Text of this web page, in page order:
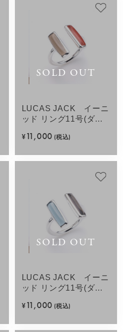
SOLD OUT
LUCAS JACK イーニ
ッド リング11号(ダー
ス)SV925
¥ 11,000 (税込)
SOLD OUT
LUCAS JACK イーニ
ッド リング11号(ダー
ス)SV925
¥ 11,000 (税込)